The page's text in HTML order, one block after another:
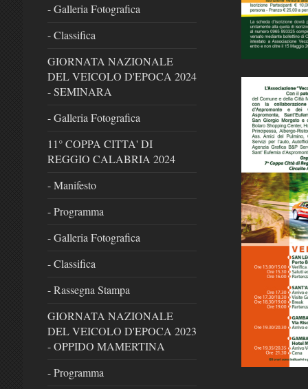
- Galleria Fotografica
- Classifica
GIORNATA NAZIONALE
DEL VEICOLO D'EPOCA 2024
- SEMINARA
- Galleria Fotografica
11° COPPA CITTA' DI
REGGIO CALABRIA 2024
- Manifesto
- Programma
- Galleria Fotografica
- Classifica
- Rassegna Stampa
GIORNATA NAZIONALE
DEL VEICOLO D'EPOCA 2023
- OPPIDO MAMERTINA
- Programma